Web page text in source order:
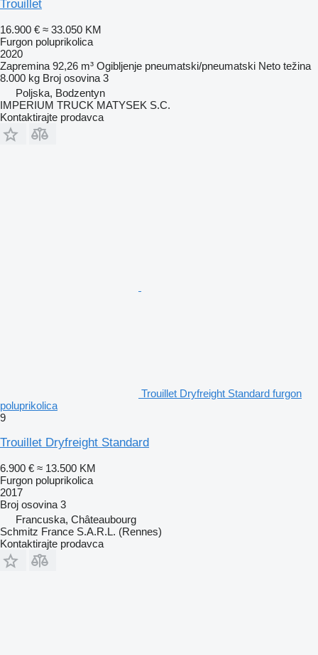
Trouillet
16.900 € ≈ 33.050 KM
Furgon poluprikolica
2020
Zapremina 92,26 m³ Ogibljenje pneumatski/pneumatski Neto težina
8.000 kg Broj osovina 3
Poljska, Bodzentyn
IMPERIUM TRUCK MATYSEK S.C.
Kontaktirajte prodavca
Trouillet Dryfreight Standard furgon
poluprikolica
9
Trouillet Dryfreight Standard
6.900 € ≈ 13.500 KM
Furgon poluprikolica
2017
Broj osovina 3
Francuska, Châteaubourg
Schmitz France S.A.R.L. (Rennes)
Kontaktirajte prodavca